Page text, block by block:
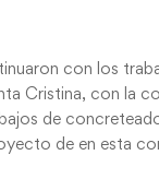
con los
Cristina, con la
de
de en esta